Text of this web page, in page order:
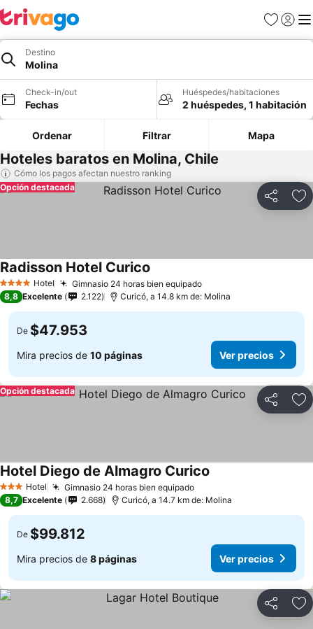
Favoritos
Iniciar
Destino
Molina
Check-in/out
Fechas
Huéspedes/habitaciones
2 huéspedes, 1 habitación
Ordenar Filtrar Mapa
Hoteles baratos en Molina, Chile
Cómo los pagos afectan nuestro ranking
Compartir
Opción destacada
4 EstrellasHotel Gimnasio 24 horas bien equipado
Radisson Hotel Curico
8,8 Excelente 2.122 Curicó, a 14.8 km de: Molina
De $47.953
Mira precios de 10 páginas Ver precios
Compartir
Opción destacada
3 Estrellas
Hotel Gimnasio 24 horas bien equipado
Hotel Diego de Almagro Curico
8,7 Excelente 2.668 Curicó, a 14.7 km de: Molina
De $99.812
Mira precios de 8 páginas Ver precios
Compartir